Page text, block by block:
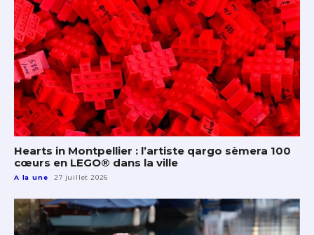
Hearts in Montpellier : l’artiste qargo sèmera 100
cœurs en LEGO® dans la ville
A la une 27 juillet 2026